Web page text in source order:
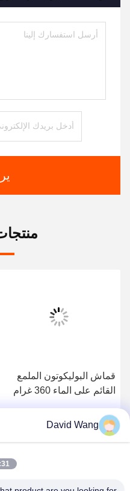
قماش البوليكوتون الملمع
القائم على الماء 360 غرام
David Wang
AM